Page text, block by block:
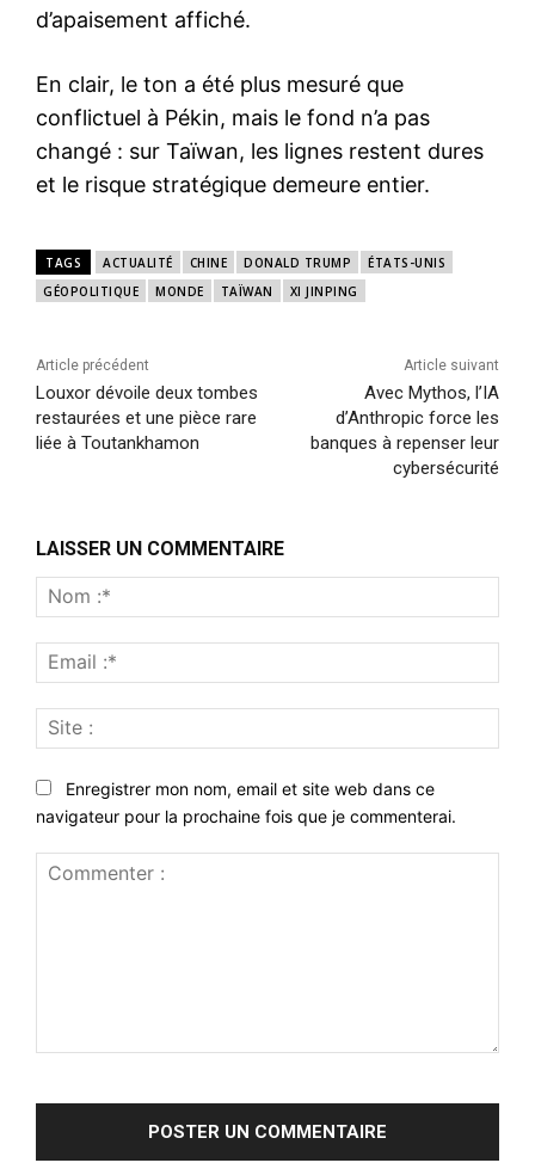
d’apaisement affiché.
En clair, le ton a été plus mesuré que
conflictuel à Pékin, mais le fond n’a pas
changé : sur Taïwan, les lignes restent dures
et le risque stratégique demeure entier.
TAGS ACTUALITÉ CHINE DONALD TRUMP
ÉTATS-UNIS
GÉOPOLITIQUE
MONDE TAÏWAN XI JINPING
Article précédent
Louxor dévoile deux tombes
restaurées et une pièce rare
liée à Toutankhamon
Article suivant
Avec Mythos, l’IA
d’Anthropic force les
banques à repenser leur
cybersécurité
LAISSER UN COMMENTAIRE
:*
:*
:
Enregistrer mon nom, email et site web dans ce
navigateur pour la prochaine fois que je commenterai.